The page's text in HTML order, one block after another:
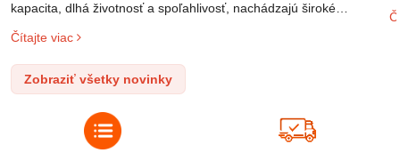
kapacita, dlhá životnosť a spoľahlivosť, nachádzajú široké
po elektrické vozidlá. Pochopenie ich delenia, označovania a
správneho používania je kľúčom k ich efektívnemu a bezpečnému
využitiu.
Čítajte viac
Zobraziť všetky novinky